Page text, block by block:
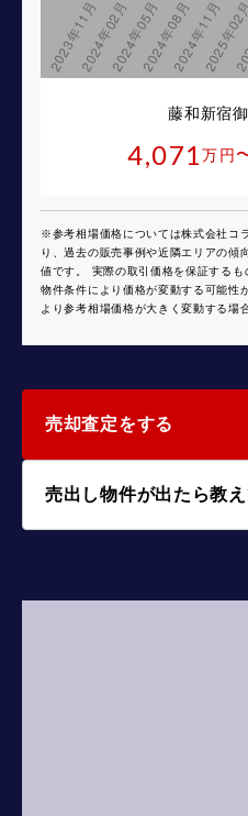
藤和新宿
4,071万円
※参考相場価格については株式会社コ
り、過去の販売事例や近隣エリアの
値です。 実際の取引価格を保証する
物件条件により価格が変動する可能性
より参考相場価格が大きく変動する場
売却査定をする
売出し物件が出たら教